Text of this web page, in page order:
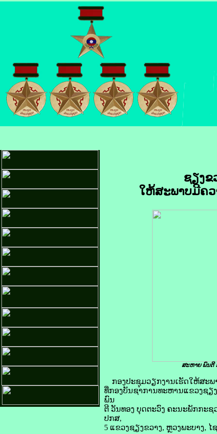
ຊຽງຂ
ໃຫ້ສະພາບມີຄວ
ສະຫາຍ ພົນຕີ
ກອງປະຊຸມວຽກງານເຮັດໃຫ້ສະພ
ທີ່ກອງບັນຊາການທະຫານແຂວງຊຽງ
ພົນ
ຕີ ວັນທອງ ບຸດຕະວົງ ຄະນະພັກກະ
ປກສ,
5 ແຂວງຊຽງຂວາງ, ຫຼວງພະບາງ,